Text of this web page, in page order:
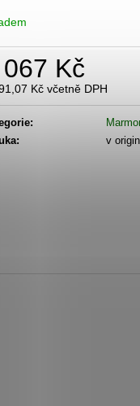
Kč
Kč včetně DPH
:
: v